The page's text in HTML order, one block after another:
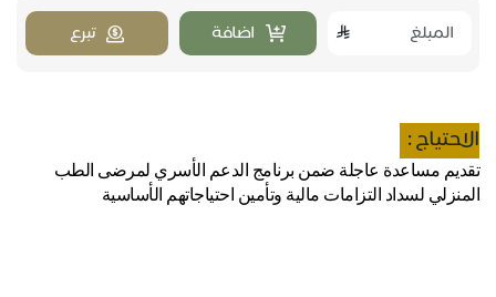
اضافة تبرع
الاحتياج :
تقديم مساعدة عاجلة ضمن برنامج الدعم الأسري لمرضى الطب
المنزلي لسداد التزامات مالية وتأمين احتياجاتهم الأساسية